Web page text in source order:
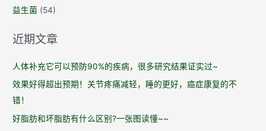
提
药
抗
癌
能
益生菌 (54)
近期文章
人体补充它可以预防90%的疾病，很多研究结果证实过~
效果好得超出预期！关节疼痛减轻，睡的更好，癌症康复的不
错！
好脂肪和坏脂肪有什么区别?一张图读懂~~